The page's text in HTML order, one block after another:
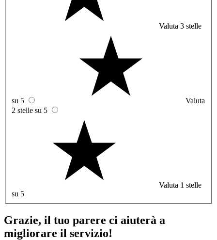
Valuta 3 stelle
su 5
Valuta
2 stelle su 5
Valuta 1 stelle
su 5
Grazie, il tuo parere ci aiuterà a
migliorare il servizio!